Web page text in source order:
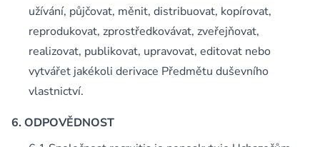
užívání, půjčovat, měnit, distribuovat, kopírovat,
reprodukovat, zprostředkovávat, zveřejňovat,
realizovat, publikovat, upravovat, editovat nebo
vytvářet jakékoli derivace Předmětu duševního
vlastnictví.
ODPOVĚDNOST